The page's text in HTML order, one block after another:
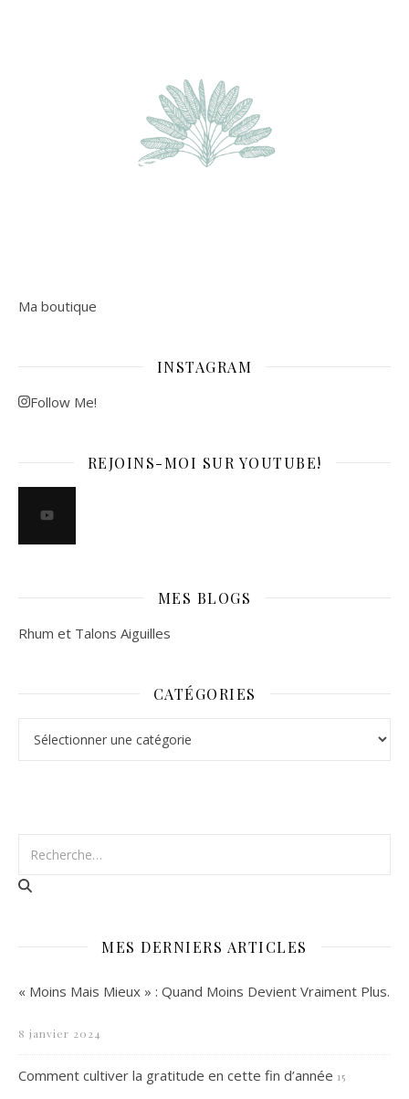
Ma boutique
INSTAGRAM
Follow Me!
REJOINS-MOI SUR YOUTUBE!
MES BLOGS
Rhum et Talons Aiguilles
CATÉGORIES
MES DERNIERS ARTICLES
« Moins Mais Mieux » : Quand Moins Devient Vraiment Plus.
8 janvier 2024
Comment cultiver la gratitude en cette fin d’année 15